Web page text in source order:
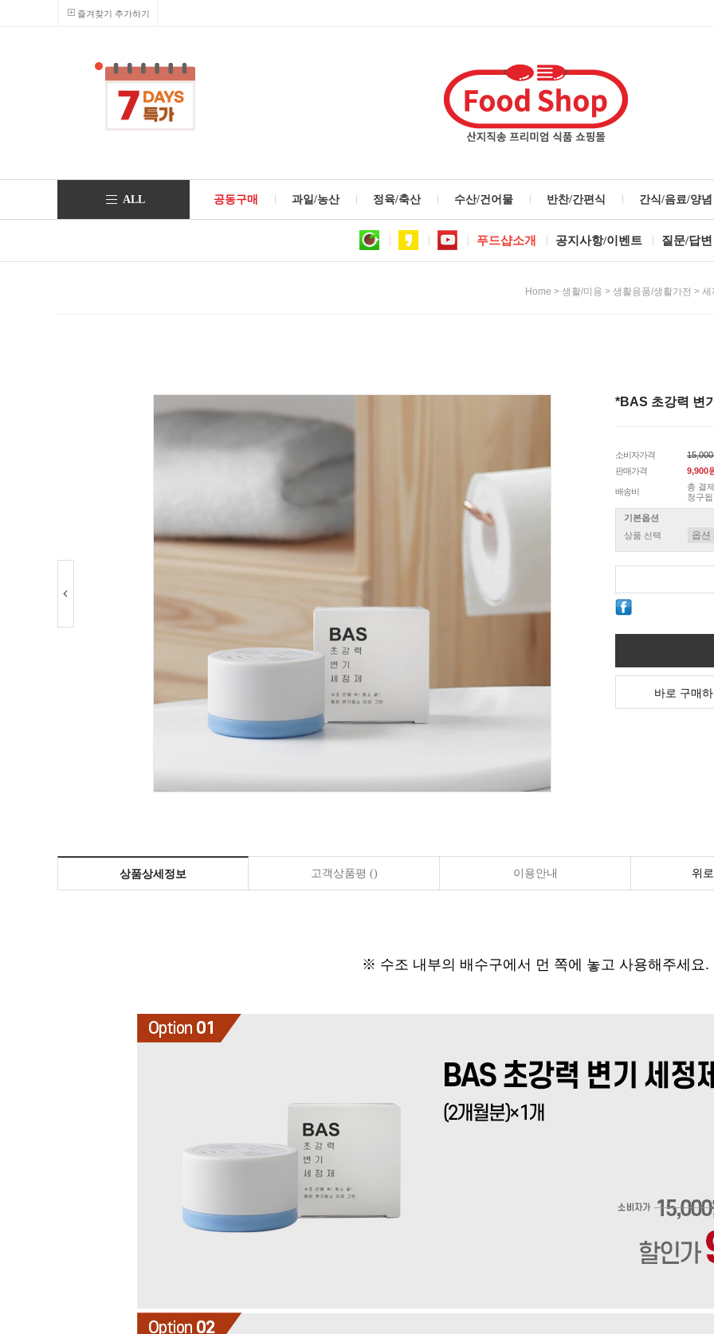
즐겨찾기 추가하기
ALL 공동구매 과일/농산 정육/축산 수산/건어물 반찬/간편식 간식/음료/양념
푸드샵소개 공지사항/이벤트 질문/답변
Home > 생활/미용 > 생활용품/생활가전 > 세
*BAS 초강력 변
소비자가격
판매가격
9,900
배송비
총 결
청구
기본옵션
상품 선택
바로 구매
상품상세정보 고객상품평 () 이용안내 위
※ 수조 내부의 배수구에서 먼 쪽에 놓고 사용해주세요.